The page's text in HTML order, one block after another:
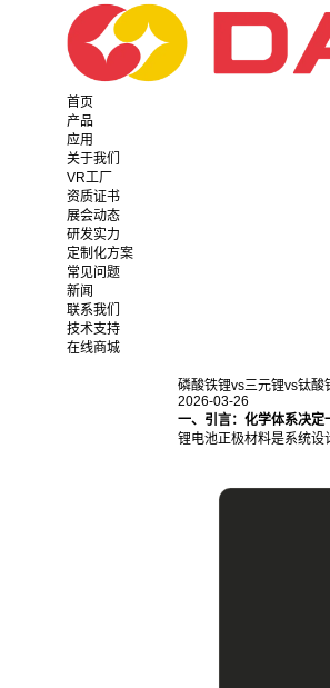
首页
产品
应用
关于我们
VR工厂
资质证书
展会动态
研发实力
定制化方案
常见问题
新闻
联系我们
技术支持
在线商城
磷酸铁锂vs三元锂vs钛
2026-03-26
一、引言：化学体系决定
锂电池正极材料是系统